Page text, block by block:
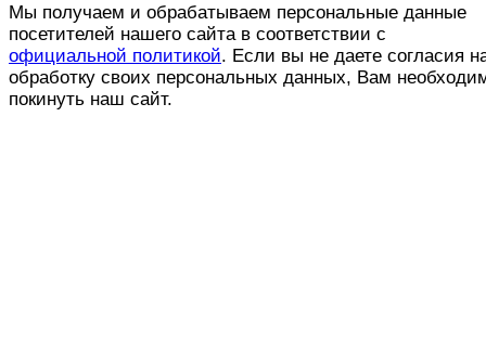
Мы получаем и обрабатываем персональные данные
посетителей нашего сайта в соответствии с
официальной политикой. Если вы не даете согласия
обработку своих персональных данных, Вам
покинуть наш сайт.